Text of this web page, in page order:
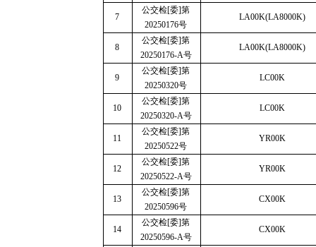
7
公交检[委]第
20250176号
LA00K(LA8000K)
8
公交检[委]第
20250176-A号
LA00K(LA8000K)
9
公交检[委]第
20250320号
LC00K
10
公交检[委]第
20250320-A号
LC00K
11
公交检[委]第
20250522号
YR00K
12
公交检[委]第
20250522-A号
YR00K
13
公交检[委]第
20250596号
CX00K
14
公交检[委]第
20250596-A号
CX00K